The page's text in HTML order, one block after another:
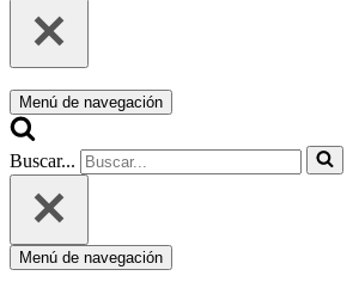
Menú de navegación
Buscar...
Menú de navegación